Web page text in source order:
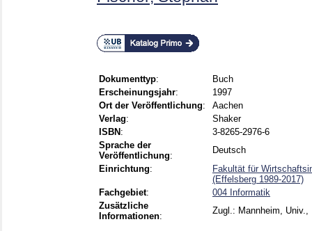
Dokumenttyp:
Buch
Erscheinungsjahr:
1997
Ort der Veröffentlichung:
Aachen
Verlag:
Shaker
ISBN :
3-8265-2976-6
Sprache der
Veröffentlichung:
Deutsch
Einrichtung:
Fakultät für
(Effelsberg 1989-2017)
Fachgebiet:
004 Informatik
Zusätzliche
Informationen:
Zugl.: Mannheim, Univ.,